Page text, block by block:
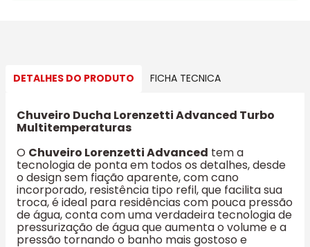
DETALHES DO PRODUTO FICHA TECNICA
Chuveiro Ducha Lorenzetti Advanced Turbo
Multitemperaturas
O Chuveiro Lorenzetti Advanced tem a
tecnologia de ponta em todos os detalhes, desde
o design sem fiação aparente, com cano
incorporado, resistência tipo refil, que facilita sua
troca, é ideal para residências com pouca pressão
de água, conta com uma verdadeira tecnologia de
pressurização de água que aumenta o volume e a
pressão tornando o banho mais gostoso e